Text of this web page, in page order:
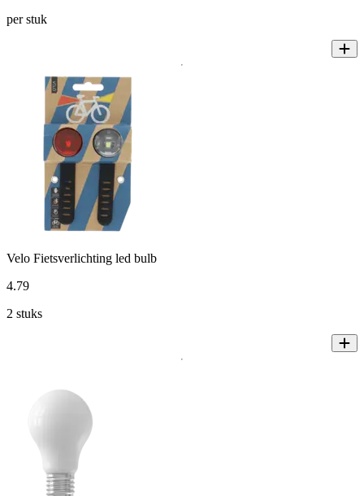
per stuk
Velo Fietsverlichting led bulb
4.79
2 stuks